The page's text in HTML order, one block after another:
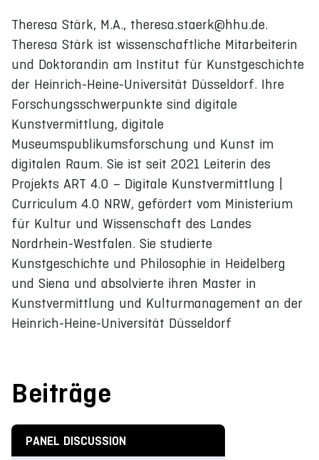
Theresa Stärk, M.A., theresa.staerk@hhu.de.
Theresa Stärk ist wissenschaftliche Mitarbeiterin
und Doktorandin am Institut für Kunstgeschichte
der Heinrich-Heine-Universität Düsseldorf. Ihre
Forschungsschwerpunkte sind digitale
Kunstvermittlung, digitale
Museumspublikumsforschung und Kunst im
digitalen Raum. Sie ist seit 2021 Leiterin des
Projekts ART 4.0 – Digitale Kunstvermittlung |
Curriculum 4.0 NRW, gefördert vom Ministerium
für Kultur und Wissenschaft des Landes
Nordrhein-Westfalen. Sie studierte
Kunstgeschichte und Philosophie in Heidelberg
und Siena und absolvierte ihren Master in
Kunstvermittlung und Kulturmanagement an der
Heinrich-Heine-Universität Düsseldorf
Beiträge
PANEL DISCUSSION